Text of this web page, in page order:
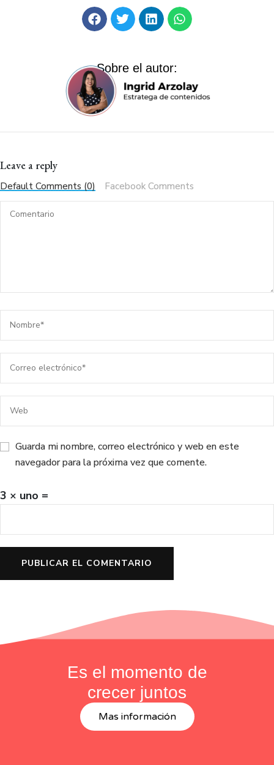
Sobre el autor:
Leave a reply
Default Comments (0) Facebook Comments
Guarda mi nombre, correo electrónico y web en este
navegador para la próxima vez que comente.
3 × uno =
Es el momento de
crecer juntos
Mas información